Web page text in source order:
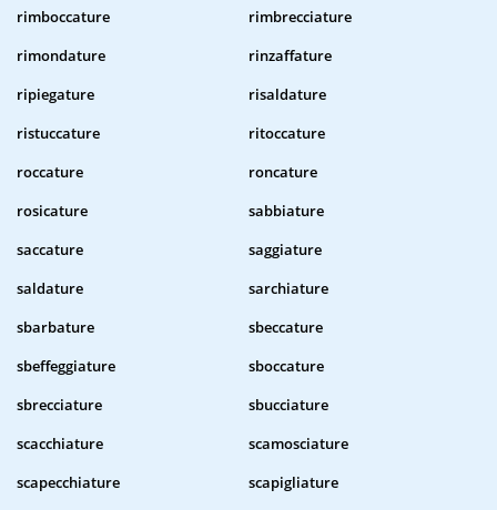
rimboccature
rimbrecciature
rimondature
rinzaffature
ripiegature
risaldature
ristuccature
ritoccature
roccature
roncature
rosicature
sabbiature
saccature
saggiature
saldature
sarchiature
sbarbature
sbeccature
sbeffeggiature
sboccature
sbrecciature
sbucciature
scacchiature
scamosciature
scapecchiature
scapigliature